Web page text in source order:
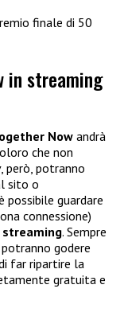
finale di 50
in streaming
Nowandrà
che non
però, potranno
sito o
possibile guardare
connessione)
streaming. Sempre
godere
far ripartire la
gratuita e